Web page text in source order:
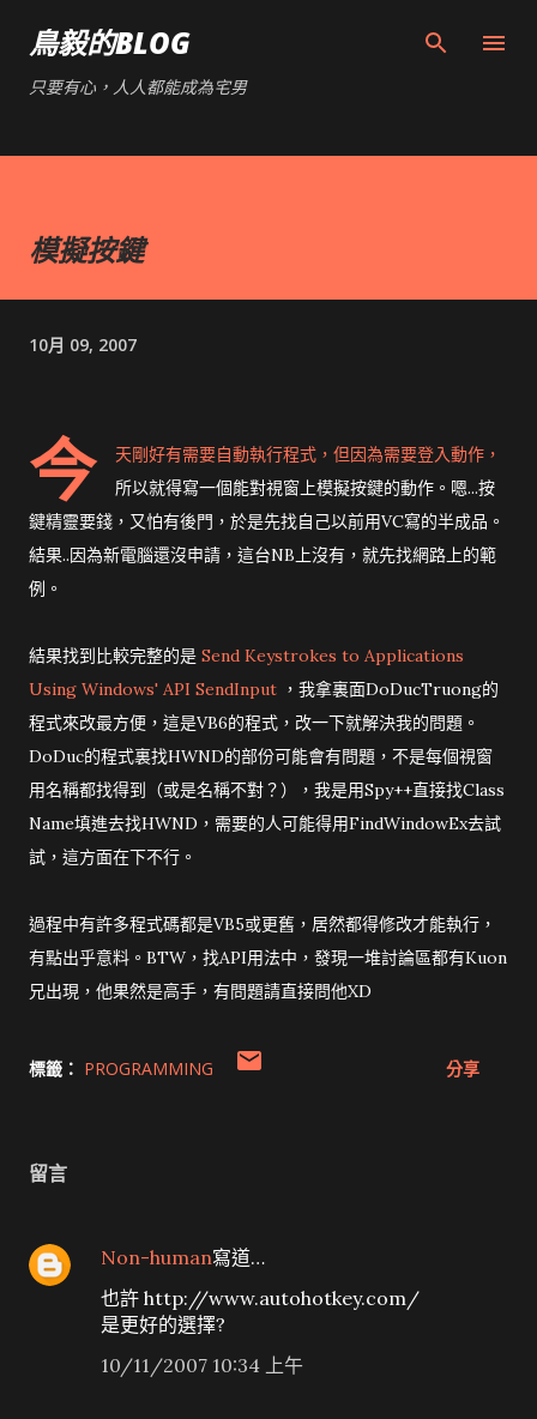
鳥毅的BLOG
只要有心，人人都能成為宅男
模擬按鍵
10月 09, 2007
今
天剛好有需要自動執行程式，但因為需要登入動作，
所以就得寫一個能對視窗上模擬按鍵的動作。嗯...按
鍵精靈要錢，又怕有後門，於是先找自己以前用VC寫的半成品。
結果..因為新電腦還沒申請，這台NB上沒有，就先找網路上的範
例。
結果找到比較完整的是 Send Keystrokes to Applications
Using Windows' API SendInput ，我拿裏面DoDucTruong的
程式來改最方便，這是VB6的程式，改一下就解決我的問題。
DoDuc的程式裏找HWND的部份可能會有問題，不是每個視窗
用名稱都找得到（或是名稱不對？），我是用Spy++直接找Class
Name填進去找HWND，需要的人可能得用FindWindowEx去試
試，這方面在下不行。
過程中有許多程式碼都是VB5或更舊，居然都得修改才能執行，
有點出乎意料。BTW，找API用法中，發現一堆討論區都有Kuon
兄出現，他果然是高手，有問題請直接問他XD
標籤： PROGRAMMING 分享
留言
Non-human寫道…
也許 http://www.autohotkey.com/
是更好的選擇?
10/11/2007 10:34 上午